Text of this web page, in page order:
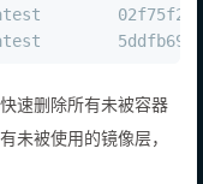
快速删除所有未被容器
未被使用的镜像层，